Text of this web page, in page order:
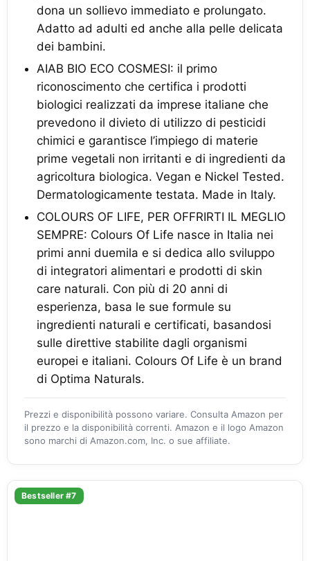
dona un sollievo immediato e prolungato.
Adatto ad adulti ed anche alla pelle delicata
dei bambini.
AIAB BIO ECO COSMESI: il primo
riconoscimento che certifica i prodotti
biologici realizzati da imprese italiane che
prevedono il divieto di utilizzo di pesticidi
chimici e garantisce l’impiego di materie
prime vegetali non irritanti e di ingredienti da
agricoltura biologica. Vegan e Nickel Tested.
Dermatologicamente testata. Made in Italy.
COLOURS OF LIFE, PER OFFRIRTI IL MEGLIO
SEMPRE: Colours Of Life nasce in Italia nei
primi anni duemila e si dedica allo sviluppo
di integratori alimentari e prodotti di skin
care naturali. Con più di 20 anni di
esperienza, basa le sue formule su
ingredienti naturali e certificati, basandosi
sulle direttive stabilite dagli organismi
europei e italiani. Colours Of Life è un brand
di Optima Naturals.
Prezzi e disponibilità possono variare. Consulta Amazon per
il prezzo e la disponibilità correnti. Amazon e il logo Amazon
sono marchi di Amazon.com, Inc. o sue affiliate.
Bestseller #7